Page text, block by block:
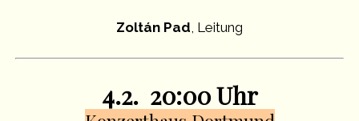
Zoltán Pad, Leitung
4.2. 20:00 Uhr